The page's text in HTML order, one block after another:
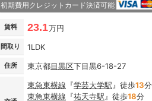
初期費用クレジットカード決済可能
賃料 23.1万円
間取り 1LDK
住所 東京都目黒区下目黒6-18-27
東急東横線 『学芸大学駅 』徒歩13分
東急東横線 『祐天寺駅 』徒歩18分